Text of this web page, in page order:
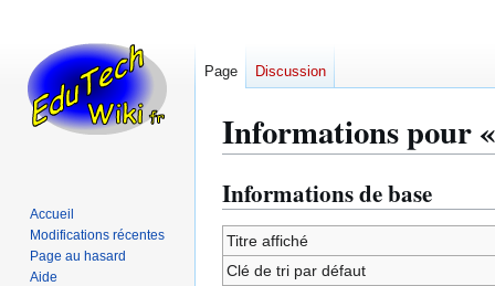
Informations pour
Aller
à
la
navigation
Aller
à
la
recherche
Informations de base
Titre affiché
Clé de tri par défaut
Page Discussion
Accueil
Modifications récentes
Page au hasard
Aide